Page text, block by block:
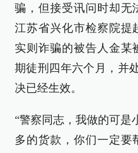
骗，但接受讯问时却无
江苏省兴化市检察院提
实则诈骗的被告人金某
期徒刑四年六个月，并
决已经生效。
“警察同志，我做的可是
多的货款，你们一定要